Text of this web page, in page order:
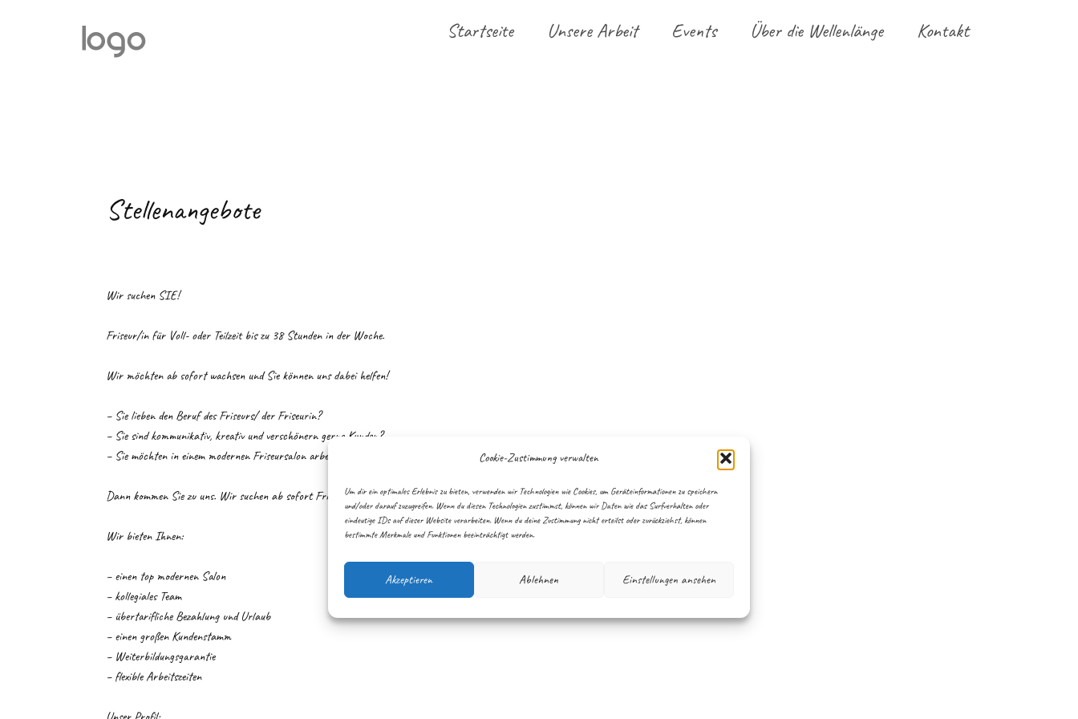
Cookie-Zustimmung verwalten
Um dir ein optimales Erlebnis zu bieten, verwenden wir Technologien wie Cookies, um Geräteinformationen zu speichern
und/oder darauf zuzugreifen. Wenn du diesen Technologien zustimmst, können wir Daten wie das Surfverhalten oder
eindeutige IDs auf dieser Website verarbeiten. Wenn du deine Zustimmung nicht erteilst oder zurückziehst, können
bestimmte Merkmale und Funktionen beeinträchtigt werden.
Akzeptieren Ablehnen Einstellungen ansehen
Startseite Unsere Arbeit Events Über die Wellenlänge Kontakt
Stellenangebote
Wir suchen SIE!
Friseur/in für Voll- oder Teilzeit bis zu 38 Stunden in der Woche.
Wir möchten ab sofort wachsen und Sie können uns dabei helfen!
– Sie lieben den Beruf des Friseurs/ der Friseurin?
– Sie sind kommunikativ, kreativ und verschönern gerne Kunden?
– Sie möchten in einem modernen Friseursalon arbeiten und dazu noch super Kollegen haben die hinter Ihnen stehen?
Dann kommen Sie zu uns. Wir suchen ab sofort Friseur/in in Voll- oder Teilzeit.
Wir bieten Ihnen:
– einen top modernen Salon
– kollegiales Team
– übertarifliche Bezahlung und Urlaub
– einen großen Kundenstamm
– Weiterbildungsgarantie
– flexible Arbeitszeiten